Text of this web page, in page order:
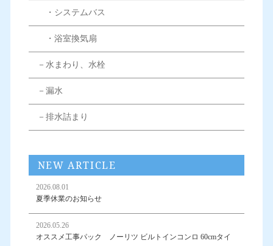
・システムバス
・浴室換気扇
－水まわり、水栓
－漏水
－排水詰まり
NEW ARTICLE
2026.08.01
夏季休業のお知らせ
2026.05.26
オススメ工事パック ノーリツ ビルトインコンロ 60cmタイ